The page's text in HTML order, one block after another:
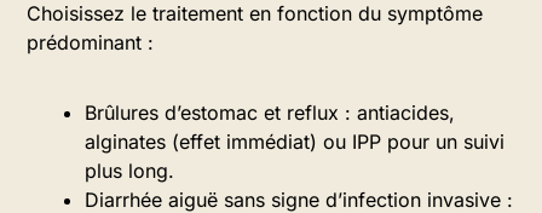
Choisissez le traitement en fonction du symptôme
prédominant :
Brûlures d’estomac et reflux : antiacides,
alginates (effet immédiat) ou IPP pour un suivi
plus long.
Diarrhée aiguë sans signe d’infection invasive :